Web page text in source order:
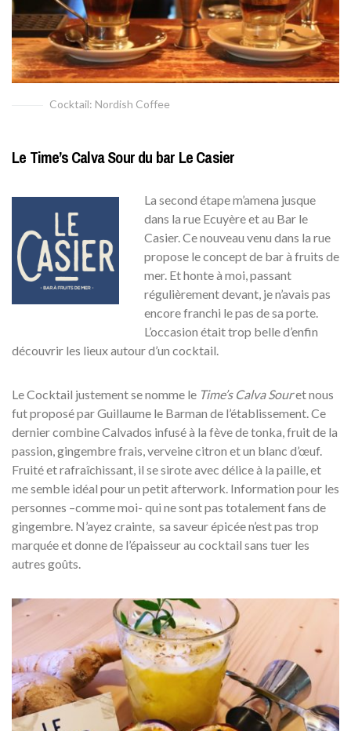
Cocktail: Nordish Coffee
Le Time’s Calva Sour du bar Le Casier
La second étape m’amena jusque
dans la rue Ecuyère et au Bar le
Casier. Ce nouveau venu dans la rue
propose le concept de bar à fruits de
mer. Et honte à moi, passant
régulièrement devant, je n’avais pas
encore franchi le pas de sa porte.
L’occasion était trop belle d’enfin
découvrir les lieux autour d’un cocktail.
Le Cocktail justement se nomme le Time’s Calva Souret nous
fut proposé par Guillaume le Barman de l’établissement. Ce
dernier combine Calvados infusé à la fève de tonka, fruit de la
passion, gingembre frais, verveine citron et un blanc d’œuf.
Fruité et rafraîchissant, il se sirote avec délice à la paille, et
me semble idéal pour un petit afterwork. Information pour les
personnes –comme moi- qui ne sont pas totalement fans de
gingembre. N’ayez crainte, sa saveur épicée n’est pas trop
marquée et donne de l’épaisseur au cocktail sans tuer les
autres goûts.